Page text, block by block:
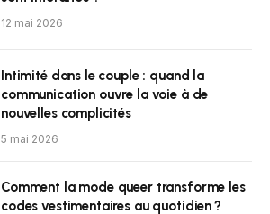
12 mai 2026
Intimité dans le couple : quand la
communication ouvre la voie à de
nouvelles complicités
5 mai 2026
Comment la mode queer transforme les
codes vestimentaires au quotidien ?